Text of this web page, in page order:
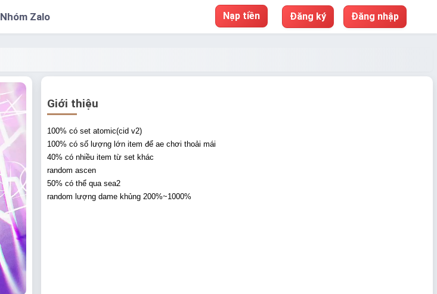
Nhóm Zalo Nạp tiền Đăng ký Đăng nhập
Giới thiệu
100% có set atomic(cid v2)
100% có số lượng lớn item để ae chơi thoải mái
40% có nhiều item từ set khác
random ascen
50% có thể qua sea2
random lượng dame khủng 200%~1000%